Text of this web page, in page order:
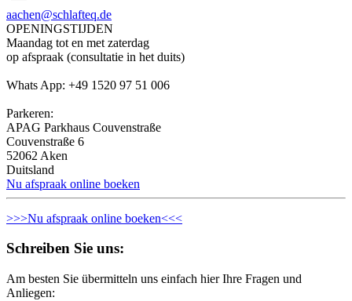
aachen@schlafteq.de
OPENINGSTIJDEN
Maandag tot en met zaterdag
op afspraak (consultatie in het duits)
Whats App: +49 1520 97 51 006
Parkeren:
APAG Parkhaus Couvenstraße
Couvenstraße 6
52062 Aken
Duitsland
Nu afspraak online boeken
>>>Nu afspraak online boeken<<<
Schreiben Sie uns:
Am besten Sie übermitteln uns einfach hier Ihre Fragen und
Anliegen: